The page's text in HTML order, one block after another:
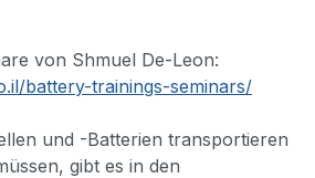
von Shmuel De-Leon:
battery-trainings-seminars/
und -Batterien transportieren
gibt es in den